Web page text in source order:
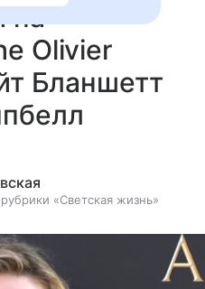
на
Olivier
Бланшетт
«Светская жизнь»